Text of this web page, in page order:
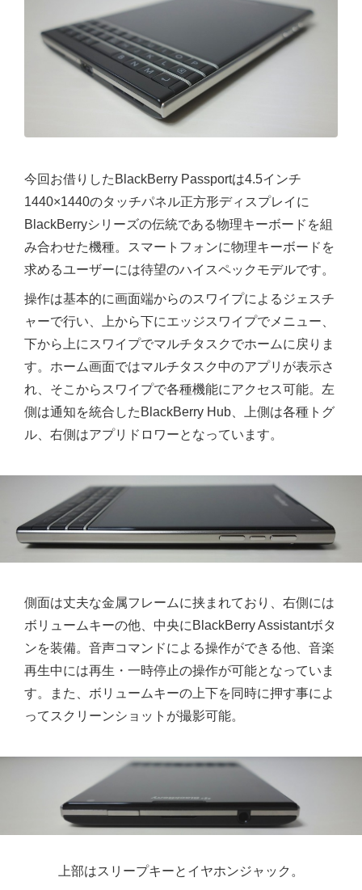
今回お借りしたBlackBerry Passportは4.5インチ
1440×1440のタッチパネル正方形ディスプレイに
BlackBerryシリーズの伝統である物理キーボードを組
み合わせた機種。スマートフォンに物理キーボードを
求めるユーザーには待望のハイスペックモデルです。
操作は基本的に画面端からのスワイプによるジェスチ
ャーで行い、上から下にエッジスワイプでメニュー、
下から上にスワイプでマルチタスクでホームに戻りま
す。ホーム画面ではマルチタスク中のアプリが表示さ
れ、そこからスワイプで各種機能にアクセス可能。左
側は通知を統合したBlackBerry Hub、上側は各種トグ
ル、右側はアプリドロワーとなっています。
側面は丈夫な金属フレームに挟まれており、右側には
ボリュームキーの他、中央にBlackBerry Assistantボタ
ンを装備。音声コマンドによる操作ができる他、音楽
再生中には再生・一時停止の操作が可能となっていま
す。また、ボリュームキーの上下を同時に押す事によ
ってスクリーンショットが撮影可能。
上部はスリープキーとイヤホンジャック。